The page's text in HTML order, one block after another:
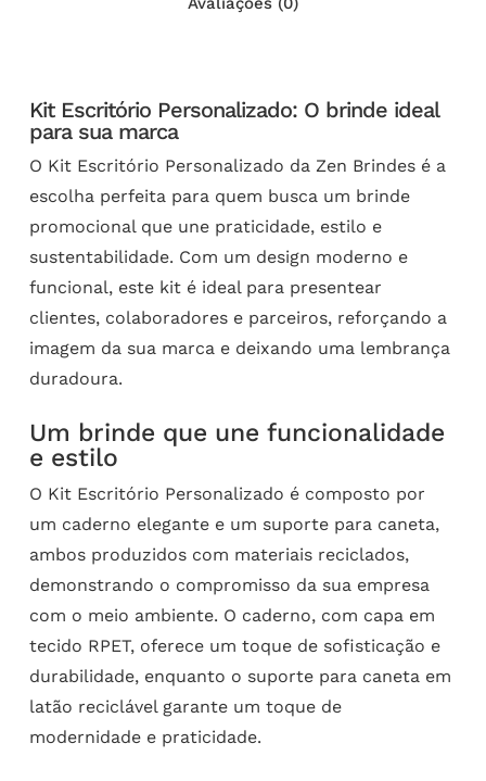
Kit Escritório Personalizado: O brinde ideal
para sua marca
O Kit Escritório Personalizado da Zen Brindes é a
escolha perfeita para quem busca um brinde
promocional que une praticidade, estilo e
sustentabilidade. Com um design moderno e
funcional, este kit é ideal para presentear
clientes, colaboradores e parceiros, reforçando a
imagem da sua marca e deixando uma lembrança
duradoura.
Um brinde que une funcionalidade
e estilo
O Kit Escritório Personalizado é composto por
um caderno elegante e um suporte para caneta,
ambos produzidos com materiais reciclados,
demonstrando o compromisso da sua empresa
com o meio ambiente. O caderno, com capa em
tecido RPET, oferece um toque de sofisticação e
durabilidade, enquanto o suporte para caneta em
latão reciclável garante um toque de
modernidade e praticidade.